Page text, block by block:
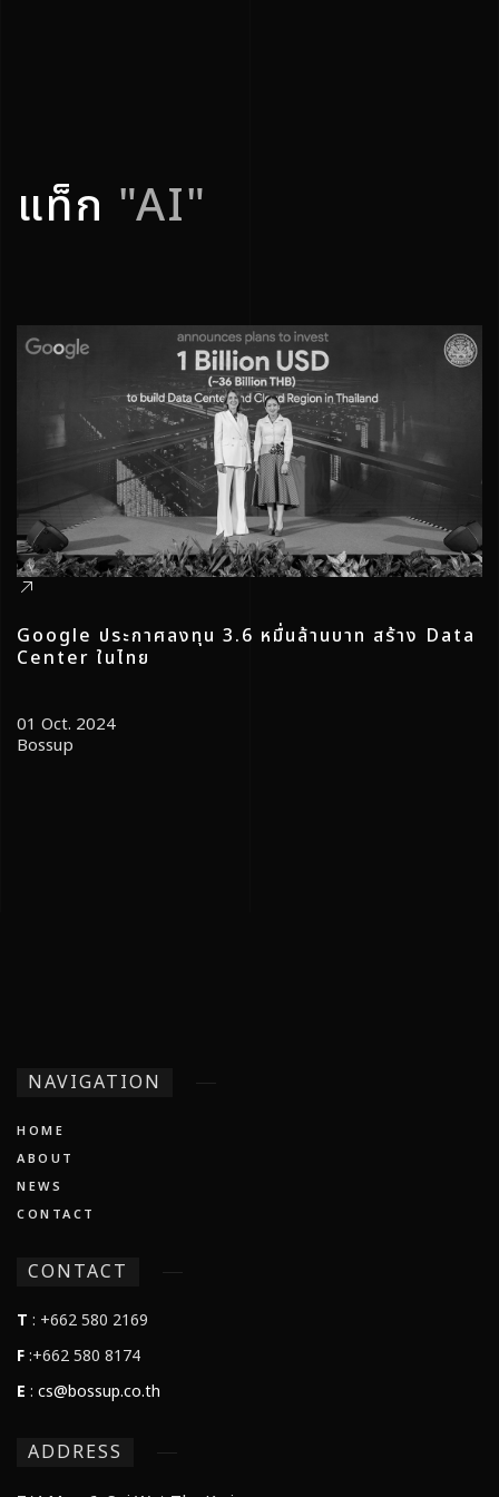
แท็ก "AI"
Google ประกาศลงทุน 3.6 หมื่นล้านบาท สร้าง Data
Center ในไทย
01 Oct. 2024
Bossup
NAVIGATION
HOME
ABOUT
NEWS
CONTACT
CONTACT
T : +662 580 2169
F:+662 580 8174
E : cs@bossup.co.th
ADDRESS